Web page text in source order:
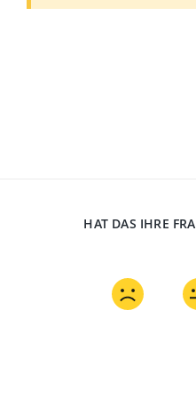
HAT DAS IHRE